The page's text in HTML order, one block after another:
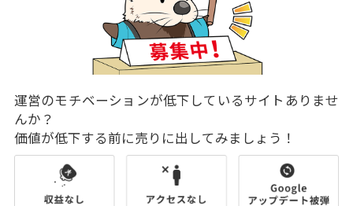
運営のモチベーションが低下しているサイトありませ
んか？
価値が低下する前に売りに出してみましょう！